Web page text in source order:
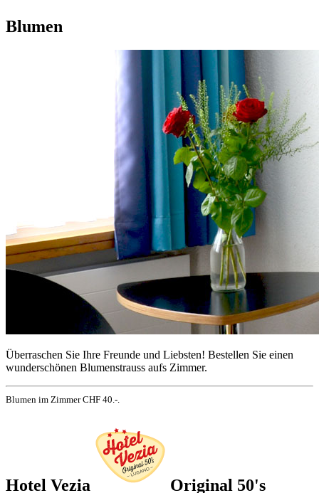
Blumen
Überraschen Sie Ihre Freunde und Liebsten! Bestellen Sie einen
wunderschönen Blumenstrauss aufs Zimmer.
Blumen im Zimmer CHF 40.-.
Hotel Vezia Original 50's